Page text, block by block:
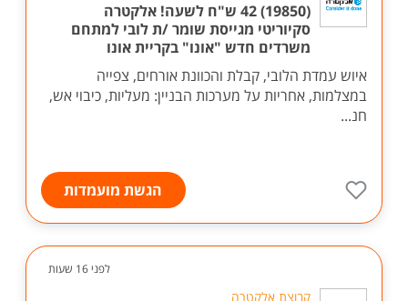
(19850) 42 ש"ח לשעה! אלקטרה
סקיוריטי מגייסת שומר /ת לובי למתחם
משרדים חדש "אונו" בקריית אונו
איוש עמדת הלובי, קבלת והכוונת אורחים, צפייה
במצלמות, אחריות על מערכות הבניין: מעליות, כיבוי אש,
חנ...
הגשת מועמדות
לפני 16 שעות
קבוצת אלקטרה